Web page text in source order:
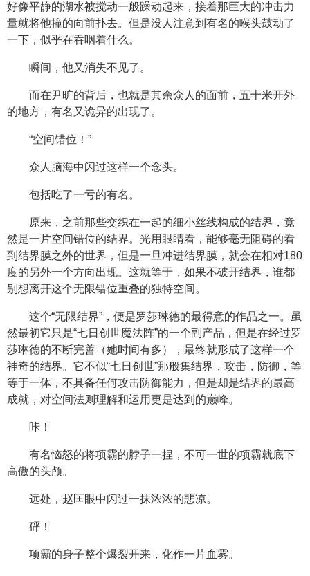
好像平静的湖水被搅动一般躁动起来，接着那巨大的冲击力
量就将他撞的向前扑去。但是没人注意到有名的喉头鼓动了
一下，似乎在吞咽着什么。
瞬间，他又消失不见了。
而在尹旷的背后，也就是其余众人的面前，五十米开外
的地方，有名又诡异的出现了。
“空间错位！”
众人脑海中闪过这样一个念头。
包括吃了一亏的有名。
原来，之前那些交织在一起的细小丝线构成的结界，竟
然是一片空间错位的结界。光用眼睛看，能够毫无阻碍的看
到结界膜之外的世界，但是一旦冲进结界膜，就会在相对180
度的另外一个方向出现。这就等于，如果不破开结界，谁都
别想离开这个无限错位重叠的独特空间。
这个“无限结界”，便是罗莎琳德的最得意的作品之一。虽
然最初它只是“七日创世魔法阵”的一个副产品，但是在经过罗
莎琳德的不断完善（她时间有多），最终就形成了这样一个
神奇的结界。它不似“七日创世”那般集结界，攻击，防御，等
等于一体，不具备任何攻击防御能力，但是却是结界的最高
成就，对空间法则理解和运用更是达到的巅峰。
咔！
有名恼怒的将项霸的脖子一捏，不可一世的项霸就底下
高傲的头颅。
远处，赵匡眼中闪过一抹浓浓的悲凉。
砰！
项霸的身子整个爆裂开来，化作一片血雾。